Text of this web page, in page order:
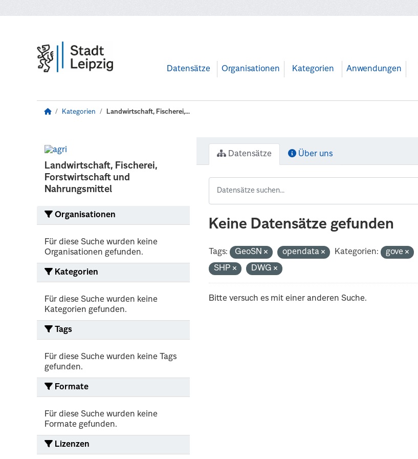
Datensätze Organisationen Kategorien Anwendungen
Kategorien Landwirtschaft, Fischerei,...
Landwirtschaft, Fischerei,
Forstwirtschaft und
Nahrungsmittel
Organisationen
Für diese Suche wurden keine
Organisationen gefunden.
Kategorien
Für diese Suche wurden keine
Kategorien gefunden.
Tags
Für diese Suche wurden keine Tags
gefunden.
Formate
Für diese Suche wurden keine
Formate gefunden.
Lizenzen
Datensätze Über uns
Keine Datensätze gefunden
Tags: GeoSN opendata Kategorien: gove
SHP
DWG
Bitte versuch es mit einer anderen Suche.